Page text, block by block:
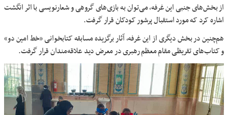
از بخش‌های جنبی این غرفه، می‌توان به بازی‌های گروهی و شعارنویسی با اثر انگشت
اشاره کرد که مورد استقبال پرشور کودکان قرار گرفت.
هم‌چنین در بخش دیگری از این غرفه، آثار برگزیده مسابقه کتابخوانی «خط امین دو»
و کتاب‌های تقریظی مقام معظم رهبری در معرض دید علاقه‌مندان قرار گرفت.